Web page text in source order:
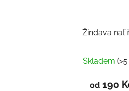
Žindava nať
Skladem
od190